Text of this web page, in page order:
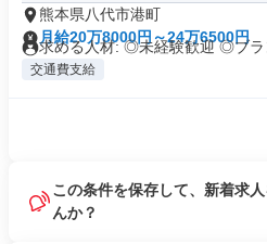
熊本県八代市港町
月給20万8000円～24万6500円
求める人材: ◎未経験歓迎 ◎ブラ
交通費支給
この条件を保存して、新着求
んか？